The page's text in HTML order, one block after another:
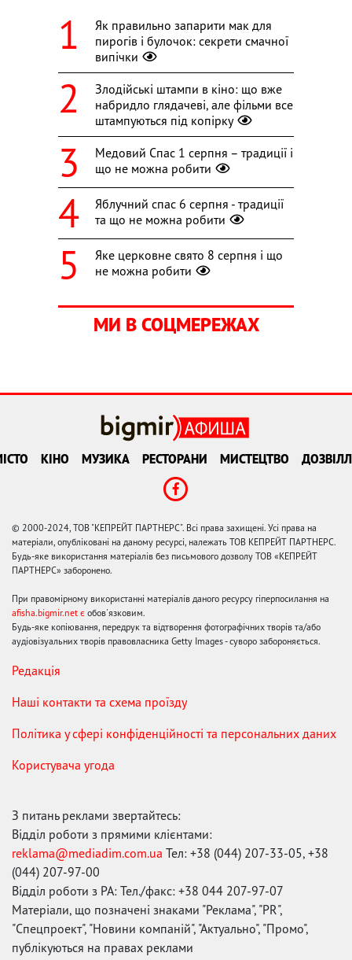
Як правильно запарити мак для
пирогів і булочок: секрети смачної
випічки
Злодійські штампи в кіно: що вже
набридло глядачеві, але фільми все
штампуються під копірку
Медовий Спас 1 серпня – традиції і
що не можна робити
Яблучний спас 6 серпня - традиції
та що не можна робити
Яке церковне свято 8 серпня і що
не можна робити
МИ В СОЦМЕРЕЖАХ
КІНО МУЗИКА РЕСТОРАНИ МИСТЕЦТВО
© 2000-2024, ТОВ "КЕПРЕЙТ ПАРТНЕРС". Всі права захищені. Усі права на
матеріали, опубліковані на даному ресурсі, належать ТОВ КЕПРЕЙТ ПАРТНЕРС.
Будь-яке використання матеріалів без письмового дозволу ТОВ «КЕПРЕЙТ
ПАРТНЕРС» заборонено.
При правомірному використанні матеріалів даного ресурсу гіперпосилання на
afisha.bigmir.net є обов'язковим.
Будь-яке копіювання, передрук та відтворення фотографічних творів та/або
аудіовізуальних творів правовласника Getty Images - суворо забороняється.
Редакція
Наші контакти та схема проїзду
Політика у сфері конфіденційності та персональних даних
Користувача угода
З питань реклами звертайтесь:
Відділ роботи з прямими клієнтами:
reklama@mediadim.com.ua Тел: +38 (044) 207-33-05, +38
(044) 207-97-00
Відділ роботи з РА: Тел./факс: +38 044 207-97-07
Матеріали, що позначені знаками "Реклама", "PR",
"Спецпроект", "Новини компаній", "Актуально", "Промо",
публікуються на правах реклами